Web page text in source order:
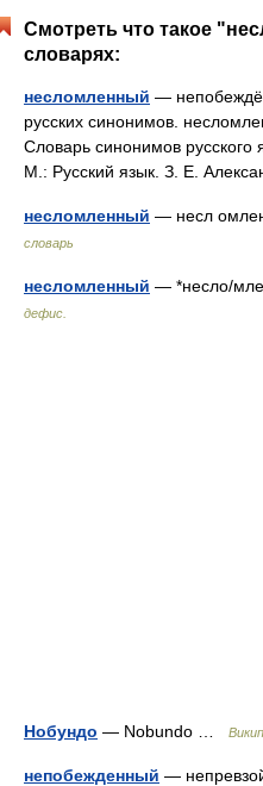
Смотреть что такое
словарях:
несломленный —
русских синонимов.
Словарь синонимов русского
М.: Русский язык. З. Е.
несломленный — несл
словарь
несломленный — *несло/
дефис.
Нобундо — Nobundo …
непобежденный —